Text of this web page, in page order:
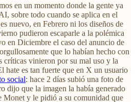
en un momento donde la gente ya
sobre todo cuando se aplica en el
nuevo, en Febrero ni los diseños de
pudieron escaparle a la polémica
en Diciembre el caso del anuncio de
que lo habían hecho con
críticas vinieron por su mal uso y la
hate es tan fuerte que en X un usuario
social: hace 2 días subió una foto de
dijo que la imagen la había generado
y le pidió a su comunidad que